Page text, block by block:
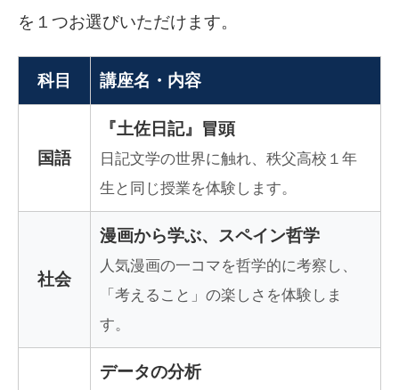
を１つお選びいただけます。
科目 講座名・内容
国語
『土佐日記』冒頭
日記文学の世界に触れ、秩父高校１年
生と同じ授業を体験します。
社会
漫画から学ぶ、スペイン哲学
人気漫画の一コマを哲学的に考察し、
「考えること」の楽しさを体験しま
す。
データの分析